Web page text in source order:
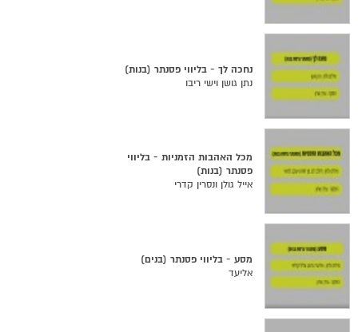
נחכה לך - בליווי פסנתר (בנות)
נתן גושן וישי ריבו
מכל האהבות הזמניות - בליווי
פסנתר (בנות)
אייל גולן ונסרין קדרי
מסע - בליווי פסנתר (בנים)
אליעד